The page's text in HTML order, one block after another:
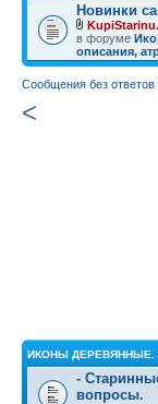
Новинки
в форуме
описания,
Сообщения без ответов
<
ИКОНЫ ДЕРЕВЯННЫЕ.
-
вопросы.